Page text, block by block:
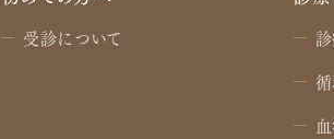
受診について